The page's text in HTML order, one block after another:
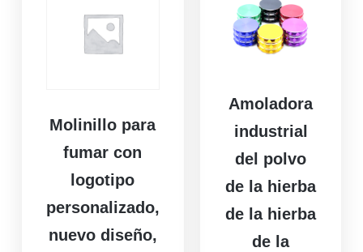
Molinillo para
fumar con
logotipo
personalizado,
nuevo diseño,
Amoladora
industrial
del polvo
de la hierba
de la hierba
de la